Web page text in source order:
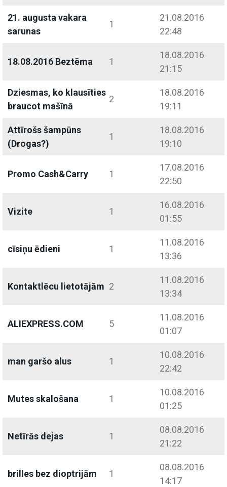
21. augusta vakara
sarunas
1
21.08.2016
22:48
18.08.2016 Beztēma 1
18.08.2016
21:15
Dziesmas, ko klausīties
braucot mašīnā
2
18.08.2016
19:11
Attīrošs šampūns
(Drogas?)
1
18.08.2016
19:10
Promo Cash&Carry 1
17.08.2016
22:50
Vizite 1
16.08.2016
01:55
cīsiņu ēdieni 1
11.08.2016
13:36
Kontaktlēcu lietotājām 2
11.08.2016
13:34
ALIEXPRESS.COM 5
11.08.2016
01:07
man garšo alus 1
10.08.2016
22:42
Mutes skalošana 1
10.08.2016
01:25
Netīrās dejas 1
08.08.2016
21:22
brilles bez dioptrijām 1
08.08.2016
14:17